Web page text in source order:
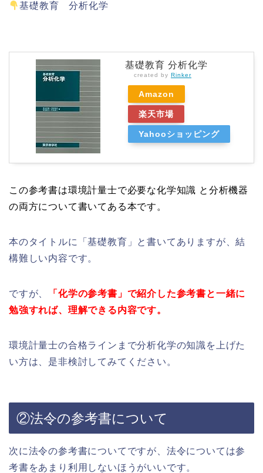
基礎教育 分析化学
基礎教育 分析化学
created by Rinker
Amazon
楽天市場
Yahooショッピング
この参考書は環境計量士で必要な化学知識 と分析機器
の両方について書いてある本です。
本のタイトルに「基礎教育」と書いてありますが、結
構難しい内容です。
ですが、
「化学の参考書」で紹介した参考書と一緒に
勉強すれば、理解できる内容です。
環境計量士の合格ラインまで分析化学の知識を上げた
い方は、是非検討してみてください。
②法令の参考書について
次に法令の参考書についてですが、法令については参
考書をあまり利用しないほうがいいです。